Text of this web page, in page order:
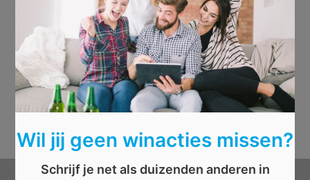
Wil jij geen winacties missen?
Schrijf je net als duizenden anderen in